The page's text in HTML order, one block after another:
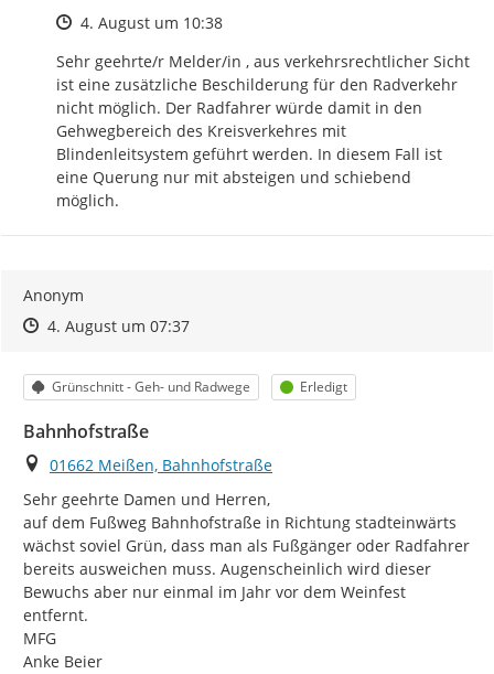
Zeitpunkt des Erstellens
4. August um 10:38
Sehr geehrte/r Melder/in , aus verkehrsrechtlicher Sicht
ist eine zusätzliche Beschilderung für den Radverkehr
nicht möglich. Der Radfahrer würde damit in den
Gehwegbereich des Kreisverkehres mit
Blindenleitsystem geführt werden. In diesem Fall ist
eine Querung nur mit absteigen und schiebend
möglich.
Anonym
Zeitpunkt des Erstellens
Zeitpunkt des Erstellens
4. August um 07:37Zur Äußerung
Kategorie
Grünschnitt - Geh- und Radwege Status
Erledigt
Bahnhofstraße
Ort
01662 Meißen, Bahnhofstraße
Sehr geehrte Damen und Herren,
auf dem Fußweg Bahnhofstraße in Richtung stadteinwärts
wächst soviel Grün, dass man als Fußgänger oder Radfahrer
bereits ausweichen muss. Augenscheinlich wird dieser
Bewuchs aber nur einmal im Jahr vor dem Weinfest
entfernt.
MFG
Anke Beier